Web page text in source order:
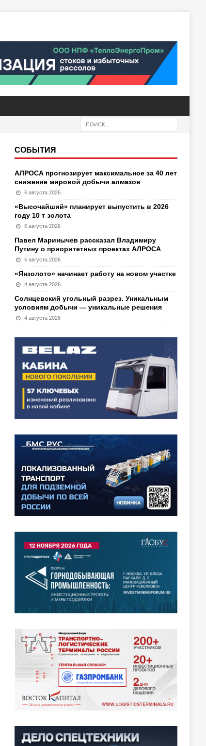
СОБЫТИЯ
АЛРОСА прогнозирует максимальное за 40 лет
снижение мировой добычи алмазов
6 августа 2026
«Высочайший» планирует выпустить в 2026
году 10 т золота
6 августа 2026
Павел Маринычев рассказал Владимиру
Путину о приоритетных проектах АЛРОСА
5 августа 2026
«Янзолото» начинает работу на новом участке
4 августа 2026
Солнцевский угольный разрез. Уникальным
условиям добычи — уникальные решения
4 августа 2026